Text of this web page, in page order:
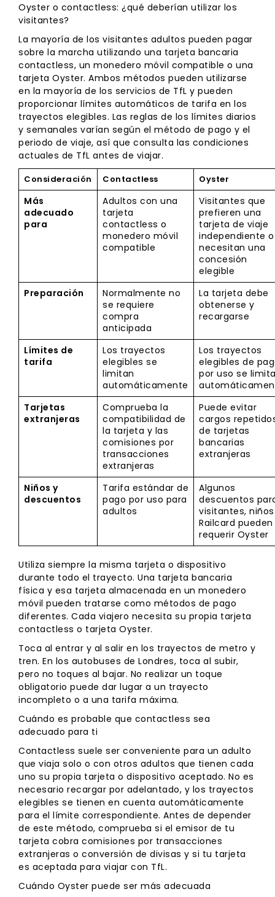
Oyster o contactless: ¿qué deberían utilizar los
visitantes?
La mayoría de los visitantes adultos pueden pagar
sobre la marcha utilizando una tarjeta bancaria
contactless, un monedero móvil compatible o una
tarjeta Oyster. Ambos métodos pueden utilizarse
en la mayoría de los servicios de TfL y pueden
proporcionar límites automáticos de tarifa en los
trayectos elegibles. Las reglas de los límites diarios
y semanales varían según el método de pago y el
periodo de viaje, así que consulta las condiciones
actuales de TfL antes de viajar.
Consideración Contactless Oyster
Más
adecuado
para
Adultos con una
tarjeta
contactless o
monedero móvil
compatible
Visitantes que
prefieren una
tarjeta de viaje
independiente o
necesitan una
concesión
elegible
Preparación
Normalmente no
se requiere
compra
anticipada
La tarjeta debe
obtenerse y
recargarse
Límites de
tarifa
Los trayectos
elegibles se
limitan
automáticamente
Los trayectos
elegibles de
por uso se
Tarjetas
extranjeras
Comprueba la
compatibilidad de
la tarjeta y las
comisiones por
transacciones
extranjeras
Puede evitar
cargos
de tarjetas
bancarias
extranjeras
Niños y
descuentos
Tarifa estándar de
pago por uso para
adultos
Algunos
descuentos
visitantes,
Railcard pueden
requerir Oyster
Utiliza siempre la misma tarjeta o dispositivo
durante todo el trayecto. Una tarjeta bancaria
física y esa tarjeta almacenada en un monedero
móvil pueden tratarse como métodos de pago
diferentes. Cada viajero necesita su propia tarjeta
contactless o tarjeta Oyster.
Toca al entrar y al salir en los trayectos de metro y
tren. En los autobuses de Londres, toca al subir,
pero no toques al bajar. No realizar un toque
obligatorio puede dar lugar a un trayecto
incompleto o a una tarifa máxima.
Cuándo es probable que contactless sea
adecuado para ti
Contactless suele ser conveniente para un adulto
que viaja solo o con otros adultos que tienen cada
uno su propia tarjeta o dispositivo aceptado. No es
necesario recargar por adelantado, y los trayectos
elegibles se tienen en cuenta automáticamente
para el límite correspondiente. Antes de depender
de este método, comprueba si el emisor de tu
tarjeta cobra comisiones por transacciones
extranjeras o conversión de divisas y si tu tarjeta
es aceptada para viajar con TfL.
Cuándo Oyster puede ser más adecuada